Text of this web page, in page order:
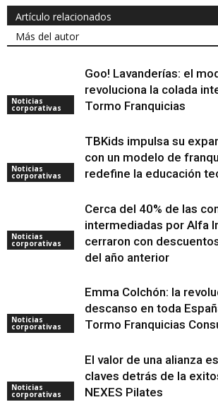
Artículo relacionados
Más del autor
Noticias
corporativas
Goo! Lavanderías: el
revoluciona la colada
Tormo Franquicias
Noticias
corporativas
TBKids impulsa su
con un modelo de
redefine la educación
Noticias
corporativas
Cerca del 40% de las
intermediadas por Alfa
cerraron con
del año anterior
Noticias
corporativas
Emma Colchón: la
descanso en toda
Tormo Franquicias
Noticias
corporativas
El valor de una alianza
claves detrás de la
NEXES Pilates